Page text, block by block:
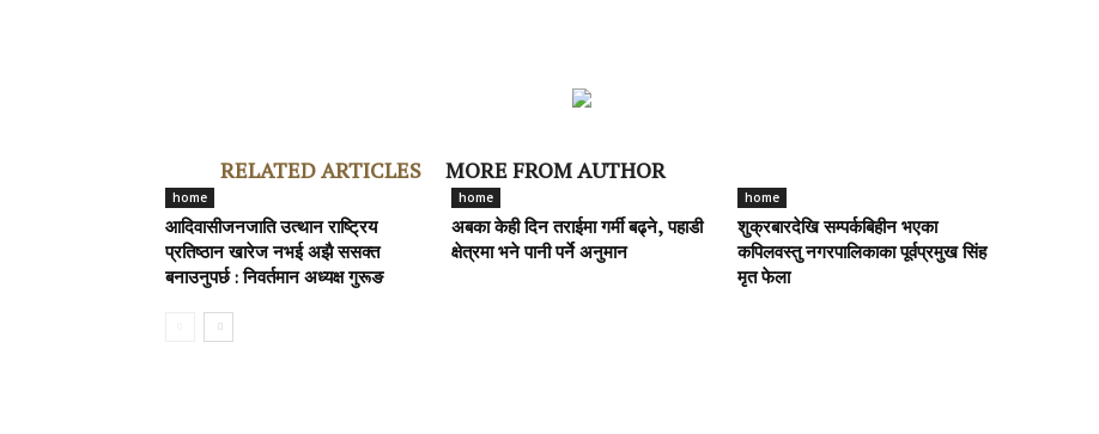
RELATED ARTICLES MORE FROM AUTHOR
home
आदिवासीजनजाति उत्थान राष्ट्रिय
प्रतिष्ठान खारेज नभई अझै ससक्त
बनाउनुपर्छ : निवर्तमान अध्यक्ष गुरूङ
home
अबका केही दिन तराईमा गर्मी बढ्ने, पहाडी
क्षेत्रमा भने पानी पर्ने अनुमान
home
शुक्रबारदेखि सम्पर्कबिहीन भएका
कपिलवस्तु नगरपालिकाका पूर्वप्रमुख सिंह
मृत फेला